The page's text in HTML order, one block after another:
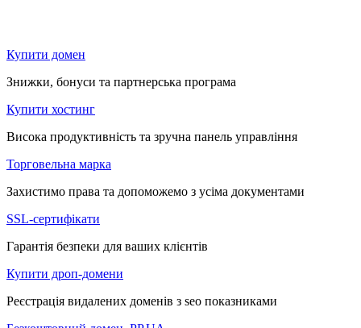
Купити домен
Знижки, бонуси та партнерська програма
Купити хостинг
Висока продуктивність та зручна панель управління
Торговельна марка
Захистимо права та допоможемо з усіма документами
SSL-сертифікати
Гарантія безпеки для ваших клієнтів
Купити дроп-домени
Реєстрація видалених доменів з seo показниками